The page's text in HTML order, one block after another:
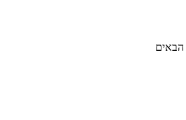
הבאים